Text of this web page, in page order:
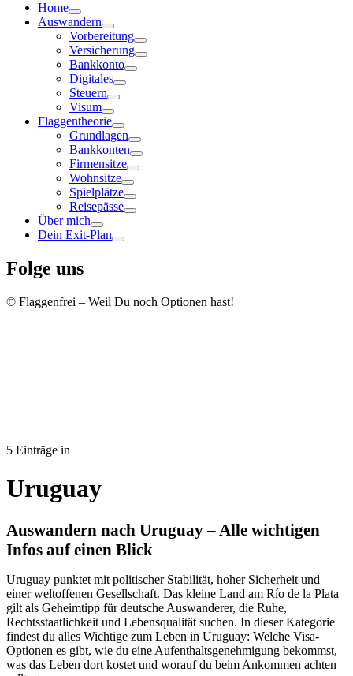
Home
Auswandern
Vorbereitung
Versicherung
Bankkonto
Digitales
Steuern
Visum
Flaggentheorie
Grundlagen
Bankkonten
Firmensitze
Wohnsitze
Spielplätze
Reisepässe
Über mich
Dein Exit-Plan
Folge uns
© Flaggenfrei – Weil Du noch Optionen hast!
5 Einträge in
Uruguay
Auswandern nach Uruguay – Alle wichtigen
Infos auf einen Blick
Uruguay punktet mit politischer Stabilität, hoher Sicherheit und
einer weltoffenen Gesellschaft. Das kleine Land am Río de la Plata
gilt als Geheimtipp für deutsche Auswanderer, die Ruhe,
Rechtsstaatlichkeit und Lebensqualität suchen. In dieser Kategorie
findest du alles Wichtige zum Leben in Uruguay: Welche Visa-
Optionen es gibt, wie du eine Aufenthaltsgenehmigung bekommst,
was das Leben dort kostet und worauf du beim Ankommen achten